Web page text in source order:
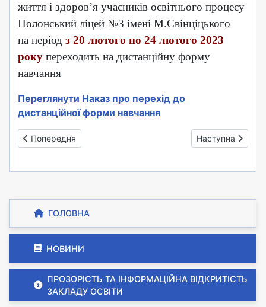
ГОЛОВНА
НОВИНИ
ПРОЗОРІСТЬ ТА ІНФОРМАЦІЙНА ВІДКРИТІСТЬ
ЗАКЛАДУ ОСВІТИ
життя і здоров’я учасників освітнього процесу
Полонський ліцей №3 імені М.Свінціцького
на період з 20 лютого по 24 лютого 2023
рокупереходить на дистанційну форму
навчання
Переглянути Наказ про перехід до
дистанційної форми навчання
Попередня стаття: ІІІ тур Всеукраїнської олімпіади з
Попередня Наступна
Наступна